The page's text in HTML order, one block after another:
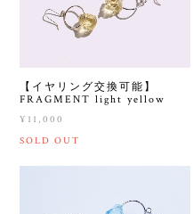
【イヤリング交換可能】
FRAGMENT light yellow
¥11,000
SOLD OUT